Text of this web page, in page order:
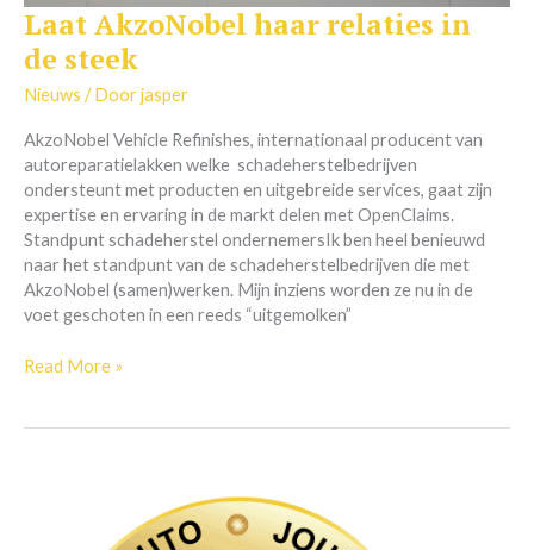
Laat AkzoNobel haar relaties in
de steek
Nieuws / Doorjasper
AkzoNobel Vehicle Refinishes, internationaal producent van
autoreparatielakken welke schadeherstelbedrijven
ondersteunt met producten en uitgebreide services, gaat zijn
expertise en ervaring in de markt delen met OpenClaims.
Standpunt schadeherstel ondernemersIk ben heel benieuwd
naar het standpunt van de schadeherstelbedrijven die met
AkzoNobel (samen)werken. Mijn inziens worden ze nu in de
voet geschoten in een reeds “uitgemolken”
Laat
AkzoNobel
haar
relaties
de
steek
Read More »